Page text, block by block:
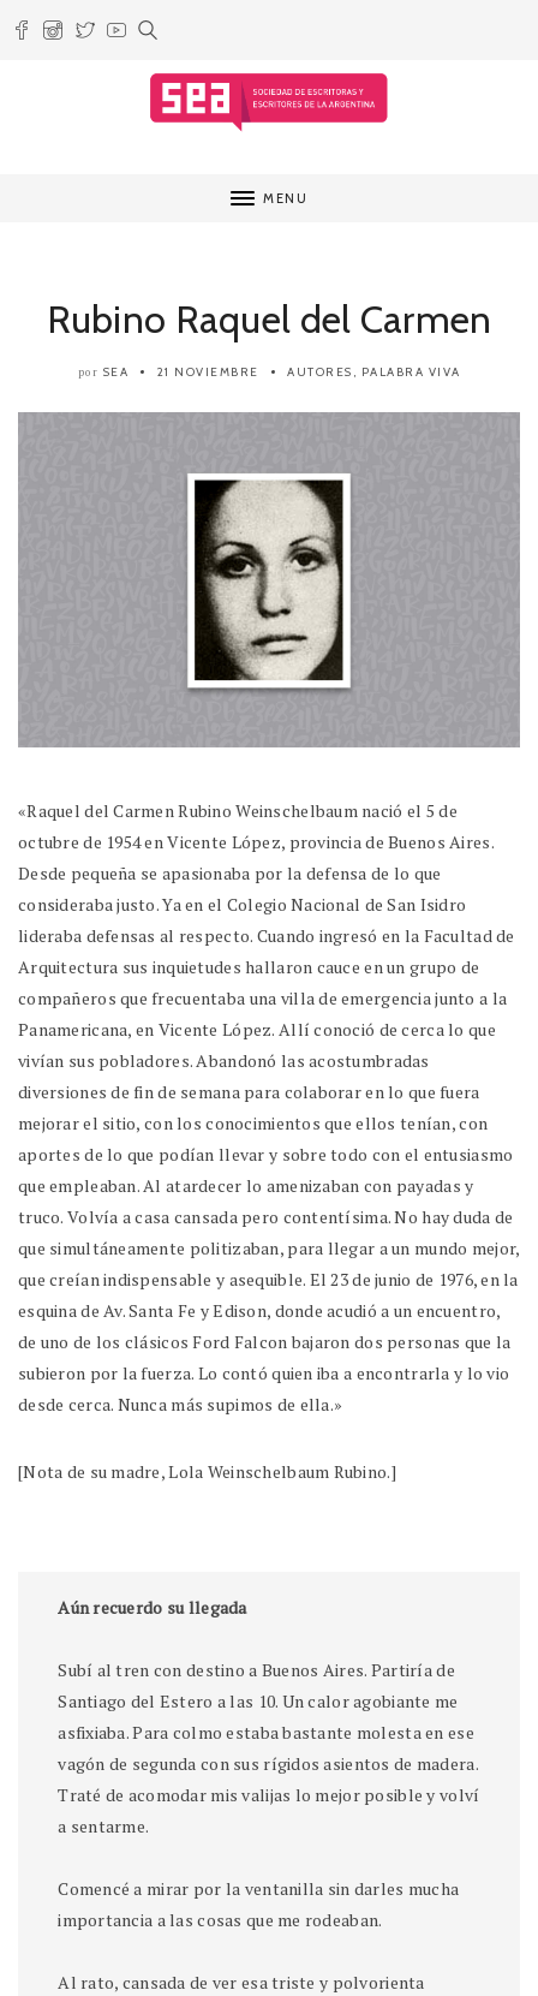
MENU
Rubino Raquel del Carmen
por SEA 21 NOVIEMBRE AUTORES , PALABRA VIVA
«Raquel del Carmen Rubino Weinschelbaum nació el 5 de
octubre de 1954 en Vicente López, provincia de Buenos Aires.
Desde pequeña se apasionaba por la defensa de lo que
consideraba justo. Ya en el Colegio Nacional de San Isidro
lideraba defensas al respecto. Cuando ingresó en la Facultad de
Arquitectura sus inquietudes hallaron cauce en un grupo de
compañeros que frecuentaba una villa de emergencia junto a la
Panamericana, en Vicente López. Allí conoció de cerca lo que
vivían sus pobladores. Abandonó las acostumbradas
diversiones de fin de semana para colaborar en lo que fuera
mejorar el sitio, con los conocimientos que ellos tenían, con
aportes de lo que podían llevar y sobre todo con el entusiasmo
que empleaban. Al atardecer lo amenizaban con payadas y
truco. Volvía a casa cansada pero contentísima. No hay duda de
que simultáneamente politizaban, para llegar a un mundo mejor,
que creían indispensable y asequible. El 23 de junio de 1976, en la
esquina de Av. Santa Fe y Edison, donde acudió a un encuentro,
de uno de los clásicos Ford Falcon bajaron dos personas que la
subieron por la fuerza. Lo contó quien iba a encontrarla y lo vio
desde cerca. Nunca más supimos de ella.»
[Nota de su madre, Lola Weinschelbaum Rubino.]
Aún recuerdo su llegada
Subí al tren con destino a Buenos Aires. Partiría de
Santiago del Estero a las 10. Un calor agobiante me
asfixiaba. Para colmo estaba bastante molesta en ese
vagón de segunda con sus rígidos asientos de madera.
Traté de acomodar mis valijas lo mejor posible y volví
a sentarme.
Comencé a mirar por la ventanilla sin darles mucha
importancia a las cosas que me rodeaban.
Al rato, cansada de ver esa triste y polvorienta